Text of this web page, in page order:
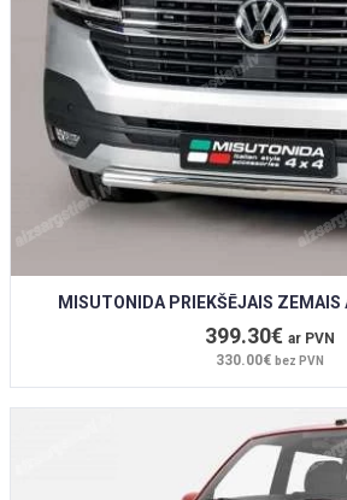
MISUTONIDA PRIEKŠĒJAIS ZEMAIS
399.30€ ar PVN
330.00€ bez PVN